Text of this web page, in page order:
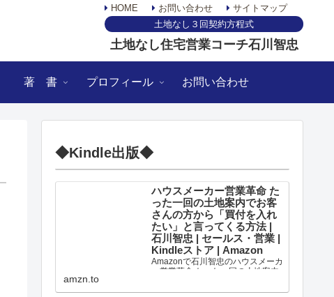
HOME お問い合わせ
サイトマップ
土地なし３回契約方程式
土地なし住宅営業コーチ石川智忠
著 書 プロフィール お問い合わせ
◆Kindle出版◆
ハウスメーカー営業革命 た
った一回の土地案内でお客
さんの方から「買付を入れ
たい」と言ってくる方法 |
石川智忠 | セールス・営業 |
Kindleストア | Amazon
Amazonで石川智忠のハウスメーカ
ー営業革命 たった一回の土地案内
たい」と言ってくる方法。アマゾ
amzn.to